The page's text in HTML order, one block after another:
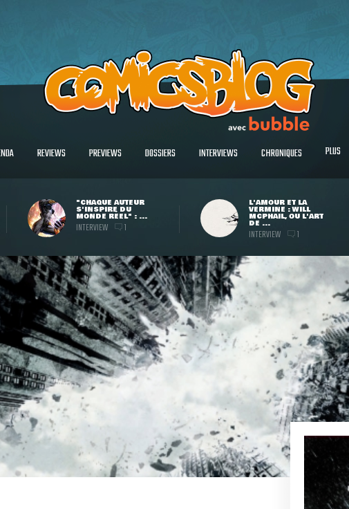
REVIEWS PREVIEWS DOSSIERS INTERVIEWS CHRONIQUES PLUS
"CHAQUE AUTEUR
S'INSPIRE DU
MONDE RÉEL" : ...
INTERVIEW 1
L'AMOUR ET LA
VERMINE : WILL
MCPHAIL, OU L'ART
DE ...
INTERVIEW 1